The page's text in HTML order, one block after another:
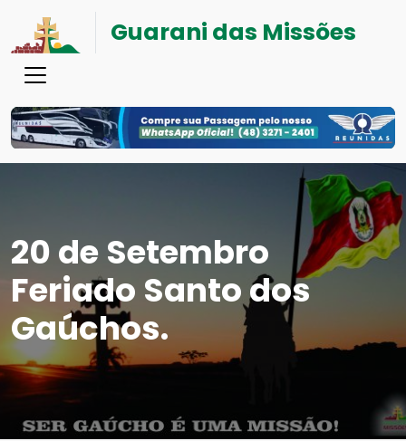
Guarani das Missões
20 de Setembro
Feriado Santo dos
Gaúchos.